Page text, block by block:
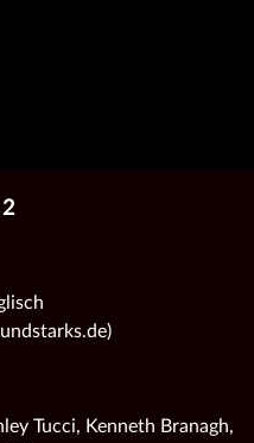
Tucci, Kenneth Branagh,